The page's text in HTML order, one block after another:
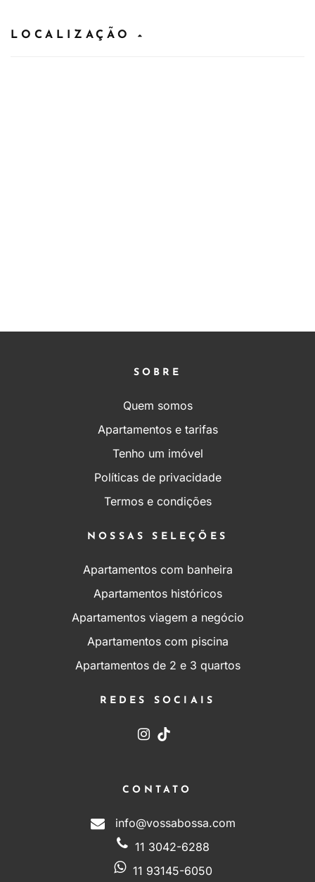
LOCALIZAÇÃO
SOBRE
Quem somos
Apartamentos e tarifas
Tenho um imóvel
Políticas de privacidade
Termos e condições
NOSSAS SELEÇÕES
Apartamentos com banheira
Apartamentos históricos
Apartamentos viagem a negócio
Apartamentos com piscina
Apartamentos de 2 e 3 quartos
REDES SOCIAIS
CONTATO
info@vossabossa.com
11 3042-6288
11 93145-6050